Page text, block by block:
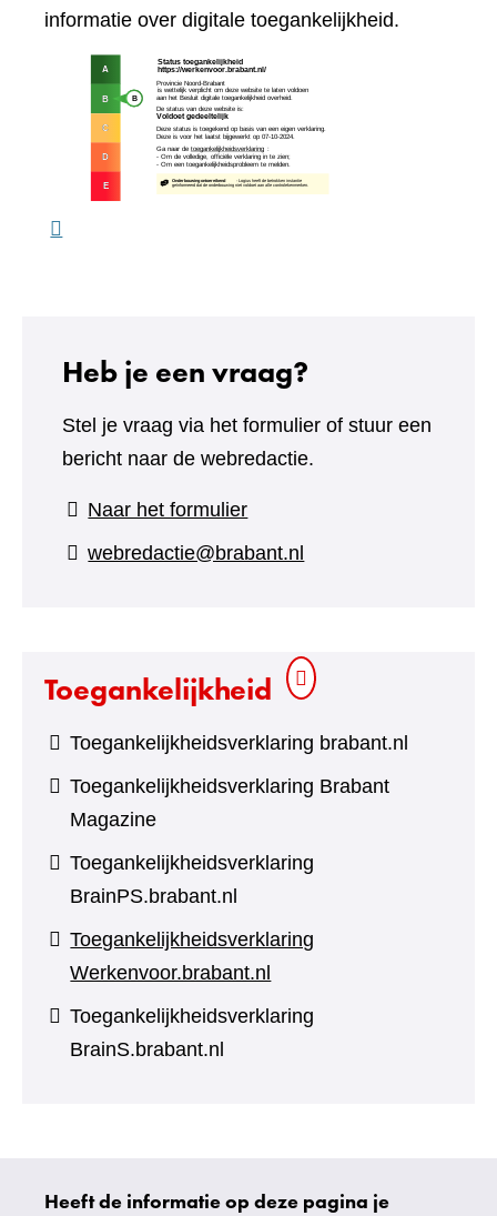
naar
informatie over digitale toegankelijkheid.
Heb je een vraag?
Stel je vraag via het formulier of stuur een
bericht naar de webredactie.
Naar het formulier(verwijst
naar
webredactie@brabant.nl
Toegankelijkheid
Toegankelijkheidsverklaring brabant.nl
Toegankelijkheidsverklaring Brabant
Magazine
Toegankelijkheidsverklaring
BrainPS.brabant.nl
Toegankelijkheidsverklaring
Werkenvoor.brabant.nl
Toegankelijkheidsverklaring
BrainS.brabant.nl
Uw
Heeft de informatie op deze pagina je